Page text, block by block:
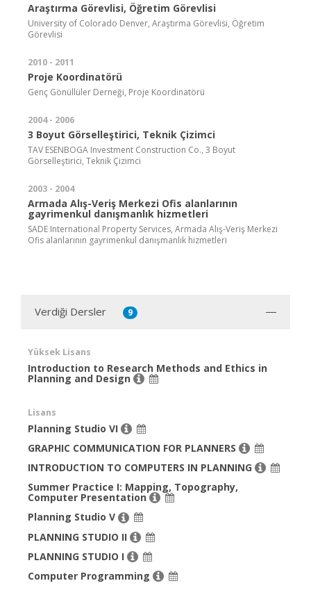
Araştırma Görevlisi, Öğretim Görevlisi
University of Colorado Denver, Araştırma Görevlisi, Öğretim
Görevlisi
2010 - 2011
Proje Koordinatörü
Genç Gönüllüler Derneği, Proje Koordinatörü
2004 - 2006
3 Boyut Görselleştirici, Teknik Çizimci
TAV ESENBOGA Investment Construction Co., 3 Boyut
Görselleştirici, Teknik Çizimci
2003 - 2004
Armada Alış-Veriş Merkezi Ofis alanlarının
gayrimenkul danışmanlık hizmetleri
SADE International Property Services, Armada Alış-Veriş Merkezi
Ofis alanlarının gayrimenkul danışmanlık hizmetleri
Verdiği Dersler 9
Yüksek Lisans
Introduction to Research Methods and Ethics in
Planning and Design
Lisans
Planning Studio VI
GRAPHIC COMMUNICATION FOR PLANNERS
INTRODUCTION TO COMPUTERS IN PLANNING
Summer Practice I: Mapping, Topography,
Computer Presentation
Planning Studio V
PLANNING STUDIO II
PLANNING STUDIO I
Computer Programming